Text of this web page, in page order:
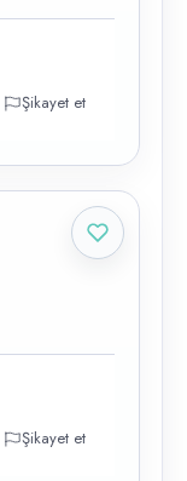
Şikayet et
Şikayet et